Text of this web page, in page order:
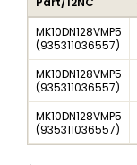
MK10DN128VMP5
(935311036557)
MK10DN128VMP5
(935311036557)
MK10DN128VMP5
(935311036557)